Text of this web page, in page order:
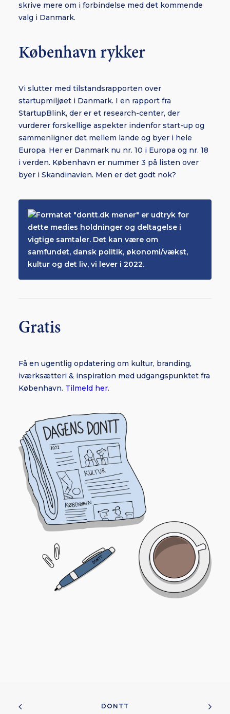
skrive mere om i forbindelse med det kommende
valg i Danmark.
København rykker
Vi slutter med tilstandsrapporten over
startupmiljøet i Danmark. I en rapport fra
StartupBlink, der er et research-center, der
vurderer forskellige aspekter indenfor start-up og
sammenligner det mellem lande og byer i hele
Europa. Her er Danmark nu nr. 10 i Europa og nr. 18
i verden. København er nummer 3 på listen over
byer i Skandinavien. Men er det godt nok?
Formatet "dontt.dk mener" er udtryk for
dette medies holdninger og deltagelse i
vigtige samtaler. Det kan være om
samfundet, dansk politik, økonomi/vækst,
kultur og det liv, vi lever i 2022.
Gratis
Få en ugentlig opdatering om kultur, branding,
iværksætteri & inspiration med udgangspunktet fra
København. Tilmeld her.
DONTT